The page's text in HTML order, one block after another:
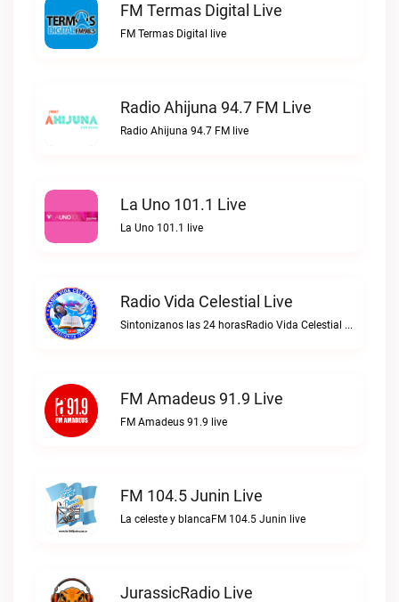
FM Termas Digital Live
FM Termas Digital live
Radio Ahijuna 94.7 FM Live
Radio Ahijuna 94.7 FM live
La Uno 101.1 Live
La Uno 101.1 live
Radio Vida Celestial Live
Sintonizanos las 24 horasRadio Vida Celestial live
FM Amadeus 91.9 Live
FM Amadeus 91.9 live
FM 104.5 Junin Live
La celeste y blancaFM 104.5 Junin live
JurassicRadio Live